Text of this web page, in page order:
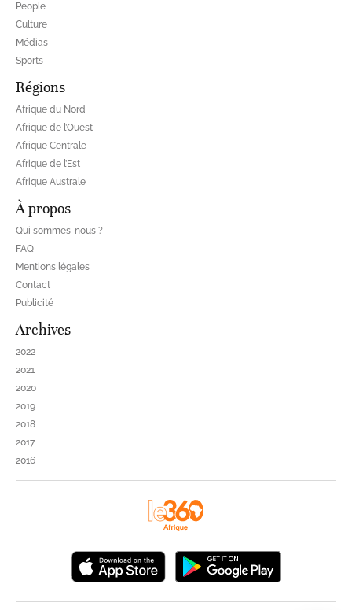
People
Culture
Médias
Sports
Régions
Afrique du Nord
Afrique de l’Ouest
Afrique Centrale
Afrique de l’Est
Afrique Australe
À propos
Qui sommes-nous ?
FAQ
Mentions légales
Contact
Publicité
Archives
2022
2021
2020
2019
2018
2017
2016